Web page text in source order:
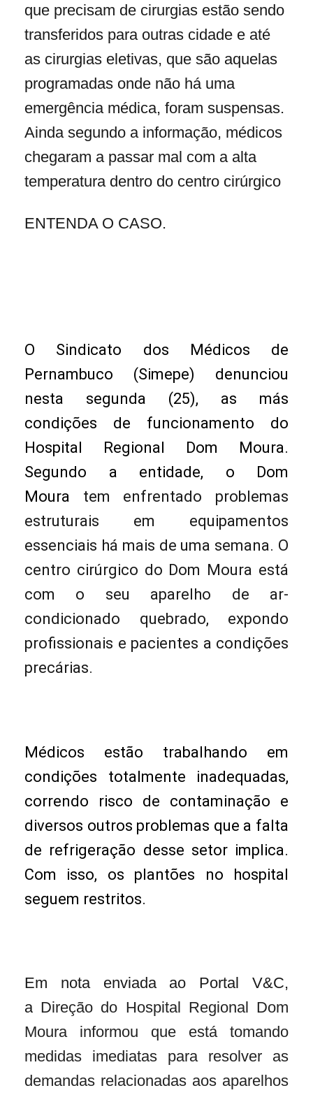
que precisam de cirurgias estão sendo
transferidos para outras cidade e até
as cirurgias eletivas, que são aquelas
programadas onde não há uma
emergência médica, foram suspensas.
Ainda segundo a informação, médicos
chegaram a passar mal com a alta
temperatura dentro do centro cirúrgico
ENTENDA O CASO.
O Sindicato dos Médicos de
Pernambuco (Simepe) denunciou
nesta segunda (25), as más
condições de funcionamento do
Hospital Regional Dom Moura.
Segundo a entidade, o Dom
Moura tem enfrentado problemas
estruturais em equipamentos
essenciais há mais de uma semana. O
centro cirúrgico do Dom Moura está
com o seu aparelho de ar-
condicionado quebrado, expondo
profissionais e pacientes a condições
precárias.
Médicos estão trabalhando em
condições totalmente inadequadas,
correndo risco de contaminação e
diversos outros problemas que a falta
de refrigeração desse setor implica.
Com isso, os plantões no hospital
seguem restritos.
Em nota enviada ao Portal V&C,
a Direção do Hospital Regional Dom
Moura informou que está tomando
medidas imediatas para resolver as
demandas relacionadas aos aparelhos